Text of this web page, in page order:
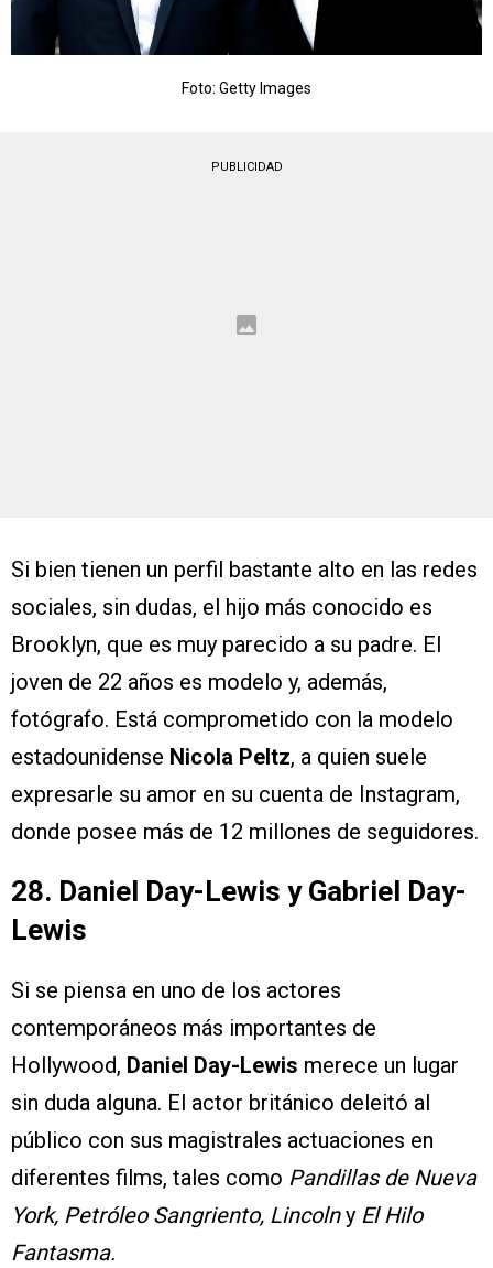
Foto: Getty Images
PUBLICIDAD
Si bien tienen un perfil bastante alto en las redes
sociales, sin dudas, el hijo más conocido es
Brooklyn, que es muy parecido a su padre. El
joven de 22 años es modelo y, además,
fotógrafo. Está comprometido con la modelo
estadounidense Nicola Peltz, a quien suele
expresarle su amor en su cuenta de Instagram,
donde posee más de 12 millones de seguidores.
28. Daniel Day-Lewis y Gabriel Day-
Lewis
Si se piensa en uno de los actores
contemporáneos más importantes de
Hollywood, Daniel Day-Lewis merece un lugar
sin duda alguna. El actor británico deleitó al
público con sus magistrales actuaciones en
diferentes films, tales como Pandillas de Nueva
York, Petróleo Sangriento, Lincolny El Hilo
Fantasma.